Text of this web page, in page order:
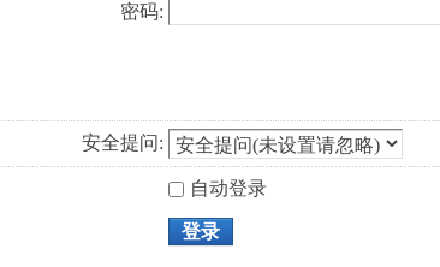
密码:
安全提问:
自动登录
登录